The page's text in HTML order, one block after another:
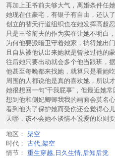
再加上王爷前夫够大气，离婚条件任
她现在住豪宅，有银子有自由，还认
创立的替天行道组织也在她发挥高超
只是王爷前夫的作为实在让她不明白
为何他要派暗卫守着她家，搞得她出
且自从被他认出来她就是曾救过他的
往后她只要出动就会多个他当跟班，
他甚至每晚都来找她，就算只是看她
周围的人都说他是真的喜欢她，所以
她很想回一句“干我屁事”，但最近她
想到他和侧妃卿卿我我的画面会莫名
看到他为了保护她而受伤还会觉得心
天哪，该不会她不谈情不说爱的原则
地区： 架空
时代： 古代,架空
情节： 重生穿越,日久生情,后知后觉